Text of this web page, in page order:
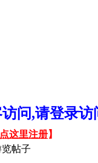
访问,请登录
点这里注册】
帖子